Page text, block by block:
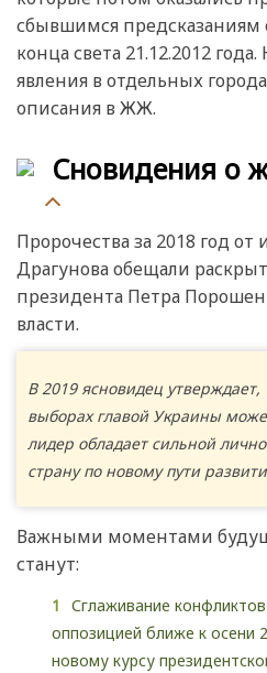
сбывшимся предсказаниям
конца света 21.12.2012
явления в отдельных
описания в ЖЖ.
Сновидения о
Пророчества за 2018 год от
Драгунова обещали
президента Петра
власти.
В 2019 ясновидец
выборах главой Украины
лидер обладает сильной
страну по новому пути
Важными моментами
станут:
Сглаживание
оппозицией ближе к осени
новому курсу